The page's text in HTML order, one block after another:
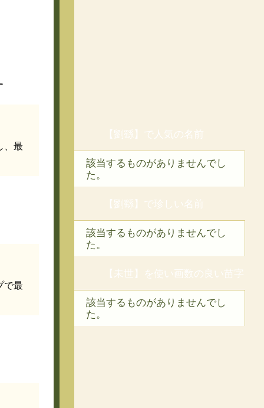
、最
で最
【劉繇】で人気の名前
該当するものがありませんでし
た。
【劉繇】で珍しい名前
該当するものがありませんでし
た。
【未世】を使い画数の良い苗字
該当するものがありませんでし
た。